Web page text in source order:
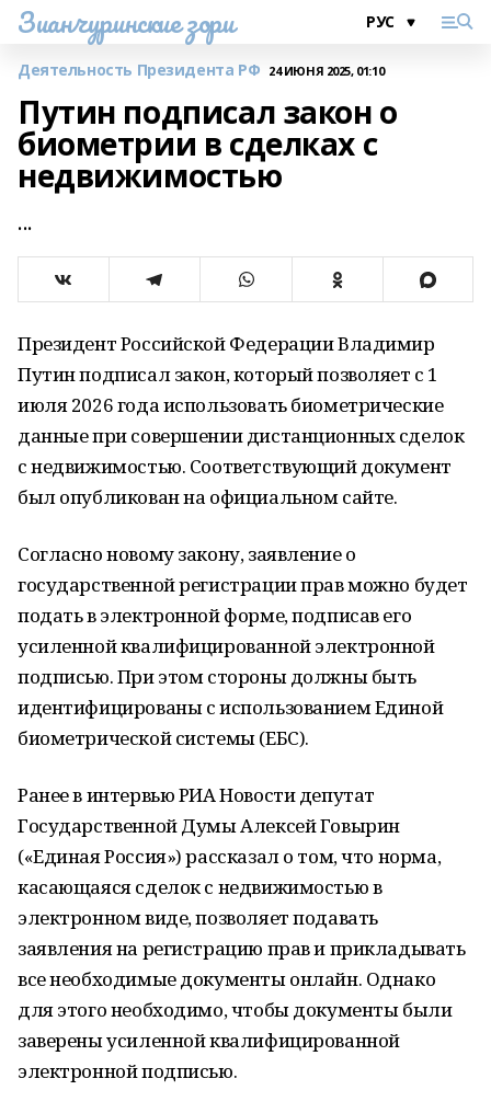
Зианчуринские зори
Деятельность Президента РФ 24 ИЮНЯ 2025, 01:10
Путин подписал закон о
биометрии в сделках с
недвижимостью
...
Президент Российской Федерации Владимир
Путин подписал закон, который позволяет с 1
июля 2026 года использовать биометрические
данные при совершении дистанционных сделок
с недвижимостью. Соответствующий документ
был опубликован на официальном сайте.
Согласно новому закону, заявление о
государственной регистрации прав можно будет
подать в электронной форме, подписав его
усиленной квалифицированной электронной
подписью. При этом стороны должны быть
идентифицированы с использованием Единой
биометрической системы (ЕБС).
Ранее в интервью РИА Новости депутат
Государственной Думы Алексей Говырин
(«Единая Россия») рассказал о том, что норма,
касающаяся сделок с недвижимостью в
электронном виде, позволяет подавать
заявления на регистрацию прав и прикладывать
все необходимые документы онлайн. Однако
для этого необходимо, чтобы документы были
заверены усиленной квалифицированной
электронной подписью.